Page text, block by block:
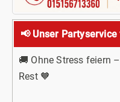
📢 Unser Partyservice
🚚 Ohne Stress feiern
Rest 🧡